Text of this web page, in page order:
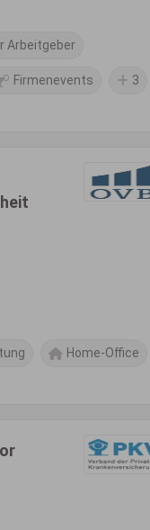
Arbeitgeber
Firmenevents 3
Home-Office